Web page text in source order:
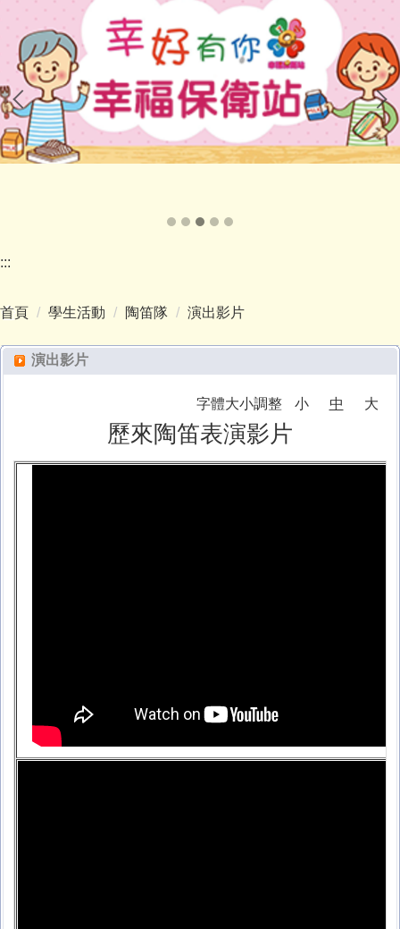
:::
首頁 學生活動 陶笛隊 演出影片
演出影片
字體大小調整 小 中 大
歷來陶笛表演影片